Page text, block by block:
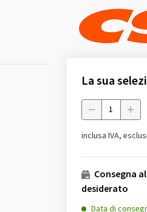
La sua
Menge
inclusa IVA,
Consegna
desiderato
Data di